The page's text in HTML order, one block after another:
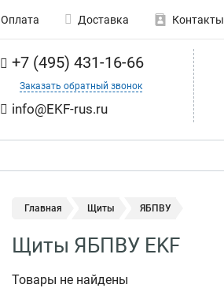
Оплата Доставка Контакты
+7 (495) 431-16-66
Заказать обратный звонок
info@EKF-rus.ru
Главная Щиты ЯБПВУ
Щиты ЯБПВУ EKF
Товары не найдены